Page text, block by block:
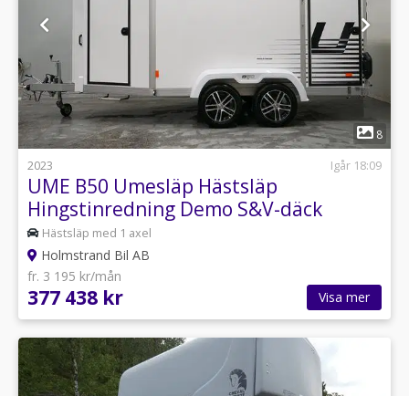
1
8
2023
Igår 18:09
UME B50 Umesläp Hästsläp
Hingstinredning Demo S&V-däck
Hästsläp med 1 axel
Holmstrand Bil AB
fr. 3 195 kr/mån
377 438 kr Visa mer